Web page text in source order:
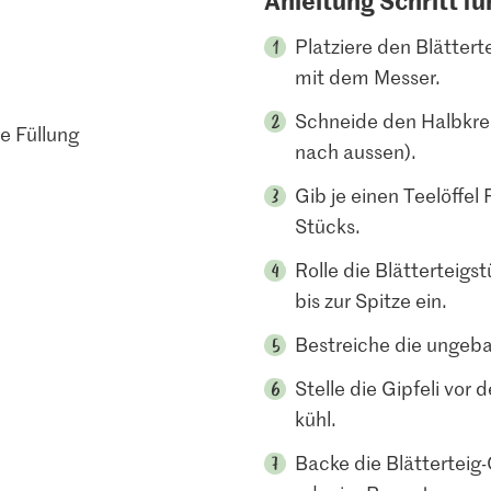
Füllung
Platziere den
mit dem Messer.
Schneide den
nach aussen).
Gib je einen Teelöffel
Stücks.
Rolle die
bis zur Spitze ein.
Bestreiche die
Stelle die Gipfeli vor
kühl.
Backe die